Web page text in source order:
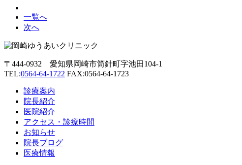
一覧へ
次へ
〒444-0932 愛知県岡崎市筒針町字池田104-1
TEL:0564-64-1722 FAX:0564-64-1723
診療案内
院長紹介
医院紹介
アクセス・診療時間
お知らせ
院長ブログ
医療情報